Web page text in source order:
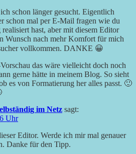
schon länger gesucht. Eigentlich
schon mal per E-Mail fragen wie du
hast, aber mit diesem Editor
Wunsch nach mehr Komfort für mich
vollkommen. DANKE 😀
das wäre vielleicht doch noch
gerne hätte in meinem Blog. So sieht
es von Formatierung her alles passt. 🙂
im Netz sagt:
Uhr
Editor. Werde ich mir mal genauer
Danke für den Tipp.